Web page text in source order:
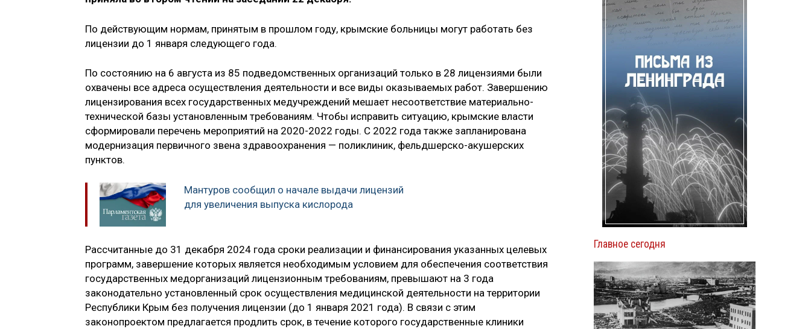
По действующим нормам, принятым в прошлом году, крымские больницы могут работать без
лицензии до 1 января следующего года.
По состоянию на 6 августа из 85 подведомственных организаций только в 28 лицензиями были
охвачены все адреса осуществления деятельности и все виды оказываемых работ. Завершению
лицензирования всех государственных медучреждений мешает несоответствие материально-
технической базы установленным требованиям. Чтобы исправить ситуацию, крымские власти
сформировали перечень мероприятий на 2020-2022 годы. С 2022 года также запланирована
модернизация первичного звена здравоохранения — поликлиник, фельдшерско-акушерских
пунктов.
Мантуров сообщил о начале выдачи лицензий
для увеличения выпуска кислорода
Рассчитанные до 31 декабря 2024 года сроки реализации и финансирования указанных целевых
программ, завершение которых является необходимым условием для обеспечения соответствия
государственных медорганизаций лицензионным требованиям, превышают на 3 года
законодательно установленный срок осуществления медицинской деятельности на территории
Республики Крым без получения лицензии (до 1 января 2021 года). В связи с этим
законопроектом предлагается продлить срок, в течение которого государственные клиники
Главное сегодня